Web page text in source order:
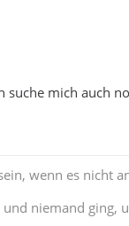
suche mich auch
wenn es nicht
niemand ging,